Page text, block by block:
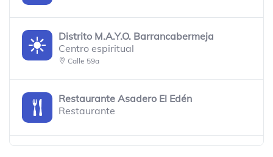
Distrito M.A.Y.O. Barrancabermeja
Centro espiritual
Calle 59a
Restaurante Asadero El Edén
Restaurante